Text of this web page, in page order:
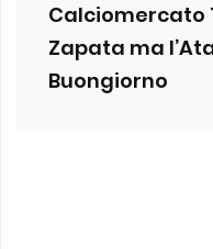
Calciomercato
Zapata ma
Buongiorno